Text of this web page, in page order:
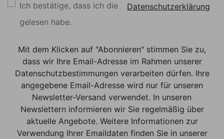
Ich bestätige, dass ich die
Datenschutzerklärung
gelesen habe.
Mit dem Klicken auf "Abonnieren" stimmen Sie zu,
dass wir Ihre Email-Adresse im Rahmen unserer
Datenschutzbestimmungen verarbeiten dürfen. Ihre
angegebene Email-Adresse wird nur für unseren
Newsletter-Versand verwendet. In unseren
Newslettern informieren wir Sie regelmäßig über
aktuelle Angebote. Weitere Informationen zur
Verwendung Ihrer Emaildaten finden Sie in unserer